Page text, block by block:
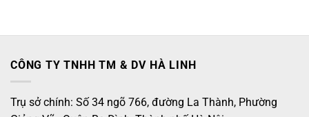
CÔNG TY TNHH TM & DV HÀ LINH
Trụ sở chính: Số 34 ngõ 766, đường La Thành, Phường